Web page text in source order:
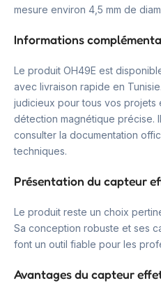
mesure environ 4,5 mm de
Informations
Le produit OH49E est
avec livraison rapide en
judicieux pour tous vos projets
détection magnétique précise.
consulter la documentation
techniques.
Présentation du capteur
Le produit reste un choix
Sa conception robuste et ses
font un outil fiable pour les
Avantages du capteur